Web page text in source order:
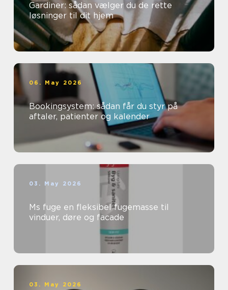
Gardiner: sådan vælger du de rette
løsninger til dit hjem
06. May 2026
Bookingsystem: sådan får du styr på
aftaler, patienter og kalender
03. May 2026
Ms fuge en fleksibel fugemasse til
vinduer, døre og facade
03. May 2026